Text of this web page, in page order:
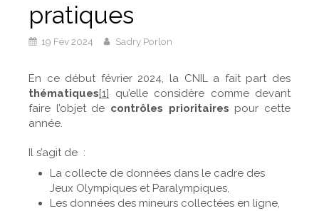
pratiques
19 Fév 2024 Sadry Porlon
En ce début février 2024, la CNIL a fait part des
thématiques[1] qu’elle considère comme devant
faire l’objet de contrôles prioritaires pour cette
année.
Il s’agit de :
La collecte de données dans le cadre des
Jeux Olympiques et Paralympiques,
Les données des mineurs collectées en ligne,